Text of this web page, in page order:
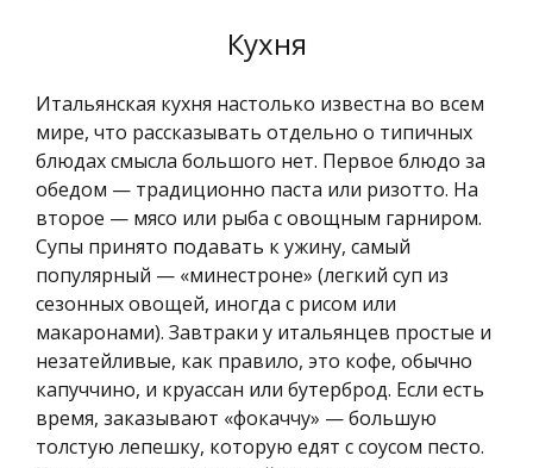
Кухня
Итальянская кухня настолько известна во всем
мире, что рассказывать отдельно о типичных
блюдах смысла большого нет. Первое блюдо за
обедом — традиционно паста или ризотто. На
второе — мясо или рыба с овощным гарниром.
Супы принято подавать к ужину, самый
популярный — «минестроне» (легкий суп из
сезонных овощей, иногда с рисом или
макаронами). Завтраки у итальянцев простые и
незатейливые, как правило, это кофе, обычно
капуччино, и круассан или бутерброд. Если есть
время, заказывают «фокаччу» — большую
толстую лепешку, которую едят с соусом песто.